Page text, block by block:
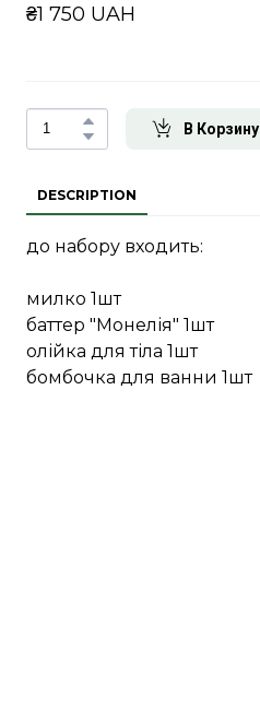
₴1 750 UAH
В Корзину
DESCRIPTION
до набору входить:
милко 1шт
баттер "Монелія" 1шт
олійка для тіла 1шт
бомбочка для ванни 1шт